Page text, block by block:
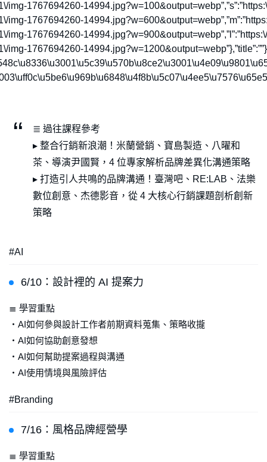
1767694260-
1767694260-
1767694260-
1767694260-
≣ 過往課程參考
▸ 整合行銷新浪潮！米蘭營銷、寶島製造、八曜和
茶、導演尹國賢，4 位專家解析品牌差異化溝通策略
▸ 打造引人共鳴的品牌溝通！臺灣吧、RE:LAB、法樂
數位創意、杰德影音，從 4 大核心行銷課題剖析創新
策略
#AI
6/10：設計裡的 AI 提案力
≣ 學習重點
・AI如何參與設計工作者前期資料蒐集、策略收攏
・AI如何協助創意發想
・AI如何幫助提案過程與溝通
・AI使用情境與風險評估
#Branding
7/16：風格品牌經營學
≣ 學習重點